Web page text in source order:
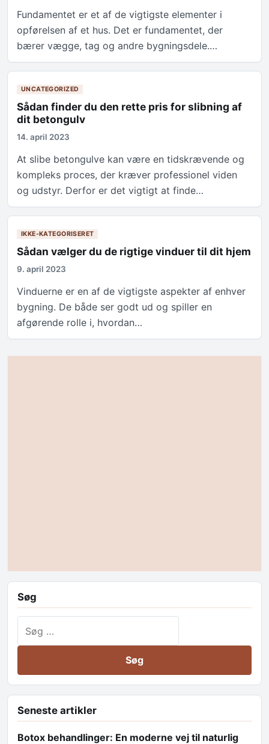
Fundamentet er et af de vigtigste elementer i
opførelsen af et hus. Det er fundamentet, der
bærer vægge, tag og andre bygningsdele.…
UNCATEGORIZED
Sådan finder du den rette pris for slibning af
dit betongulv
14. april 2023
At slibe betongulve kan være en tidskrævende og
kompleks proces, der kræver professionel viden
og udstyr. Derfor er det vigtigt at finde…
IKKE-KATEGORISERET
Sådan vælger du de rigtige vinduer til dit hjem
9. april 2023
Vinduerne er en af de vigtigste aspekter af enhver
bygning. De både ser godt ud og spiller en
afgørende rolle i, hvordan…
Søg
Seneste artikler
Botox behandlinger: En moderne vej til naturlig